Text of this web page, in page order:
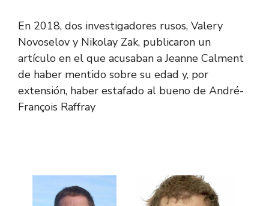
En 2018, dos investigadores rusos, Valery
Novoselov y Nikolay Zak, publicaron un
artículo en el que acusaban a Jeanne Calment
de haber mentido sobre su edad y, por
extensión, haber estafado al bueno de André-
François Raffray